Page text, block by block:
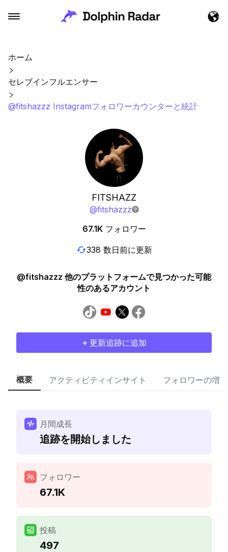
ホーム
セレブインフルエンサー
@fitshazzz Instagramフォロワーカウンターと統計
FITSHAZZ
@fitshazzz
67.1K フォロワー
338 数日前に更新
@fitshazzz 他のプラットフォームで見つかった可能
性のあるアカウント
+ 更新追跡に追加
概要 アクティビティインサイト フォロワーの増加
月間成長
追跡を開始しました
フォロワー
67.1K
投稿
497